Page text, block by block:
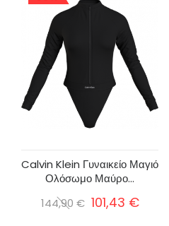
Calvin Klein Γυναικείο Μαγιό
Ολόσωμο Μαύρο...
144,90 € 101,43 €